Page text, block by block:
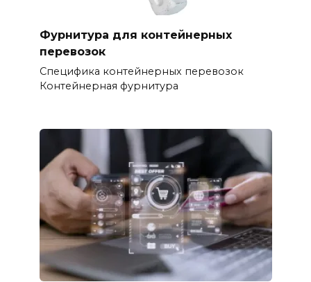
Фурнитура для контейнерных
перевозок
Специфика контейнерных перевозок
Контейнерная фурнитура